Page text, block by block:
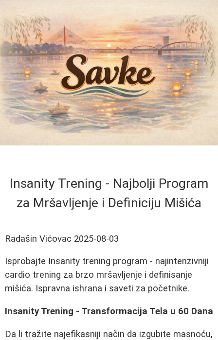
Insanity Trening - Najbolji Program
za Mršavljenje i Definiciju Mišića
Radašin Vićovac 2025-08-03
Isprobajte Insanity trening program - najintenzivniji
cardio trening za brzo mršavljenje i definisanje
mišića. Ispravna ishrana i saveti za početnike.
Insanity Trening - Transformacija Tela u 60 Dana
Da li tražite najefikasniji način da izgubite masnoću,